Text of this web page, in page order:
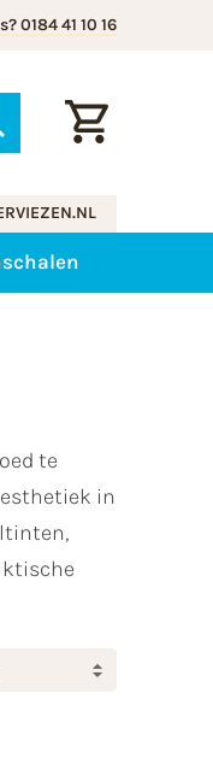
0184 41 10 16
te
in